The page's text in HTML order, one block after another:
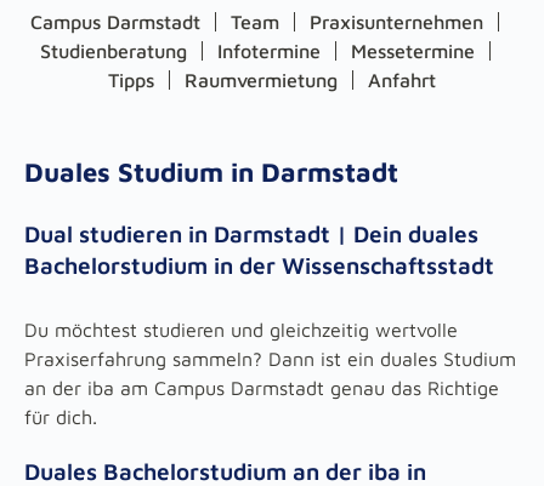
Campus Darmstadt Team
Praxisunternehmen
Studienberatung
Infotermine
Messetermine
Tipps
Raumvermietung Anfahrt
Duales Studium in Darmstadt
Dual studieren in Darmstadt | Dein duales
Bachelorstudium in der Wissenschaftsstadt
Du möchtest studieren und gleichzeitig wertvolle
Praxiserfahrung sammeln? Dann ist ein duales Studium
an der iba am Campus Darmstadt genau das Richtige
für dich.
Duales Bachelorstudium an der iba in